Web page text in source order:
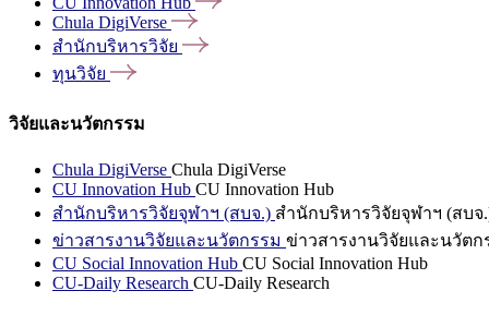
Chula DigiVerse
สำนักบริหารวิจัย
ทุนวิจัย
วิจัยและนวัตกรรม
Chula DigiVerse Chula DigiVerse
CU Innovation Hub CU Innovation Hub
สำนักบริหารวิจัยจุฬาฯ (สบจ.) สำนักบริหารวิจัยจุฬาฯ (สบจ
ข่าวสารงานวิจัยและนวัตกรรม ข่าวสารงานวิจัยและนวัตก
CU Social Innovation Hub CU Social Innovation Hub
CU-Daily Research CU-Daily Research